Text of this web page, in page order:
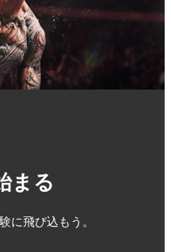
まる
に飛び込もう。